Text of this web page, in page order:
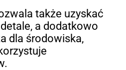
także uzyskać
a dodatkowo
dla środowiska,